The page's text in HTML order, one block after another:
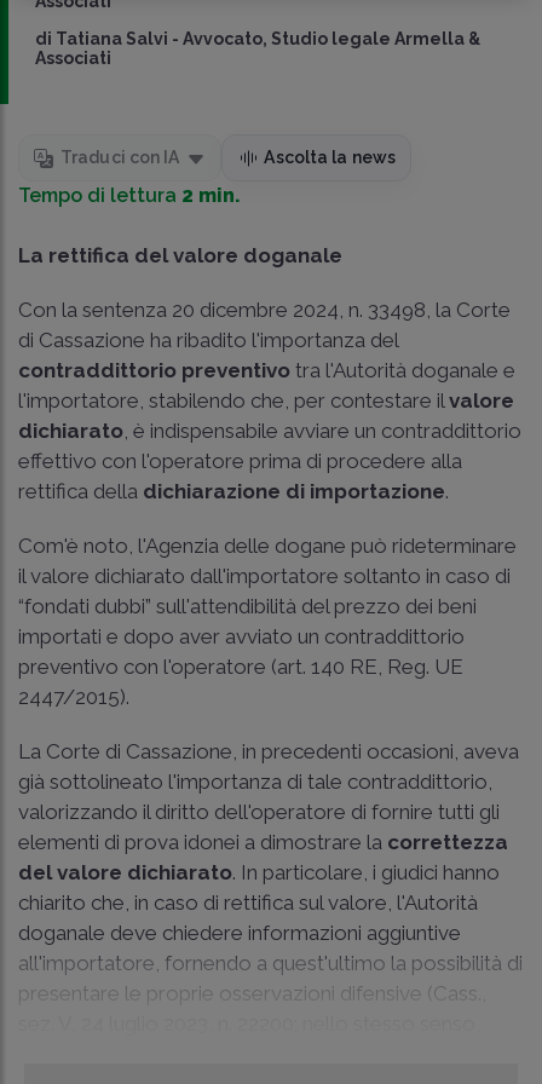
di Tatiana Salvi - Avvocato, Studio legale Armella &
Associati
Traduci con IA Ascolta la news
Tempo di lettura 2 min.
La rettifica del valore doganale
Con la sentenza 20 dicembre 2024, n. 33498, la Corte
di Cassazione ha ribadito l'importanza del
contraddittorio preventivo tra l'Autorità doganale e
l'importatore, stabilendo che, per contestare ilvalore
dichiarato, è indispensabile avviare un contraddittorio
effettivo con l'operatore prima di procedere alla
rettifica della dichiarazione di importazione.
Com'è noto, l'Agenzia delle dogane può rideterminare
il valore dichiarato dall'importatore soltanto in caso di
“fondati dubbi” sull'attendibilità del prezzo dei beni
importati e dopo aver avviato un contraddittorio
preventivo con l'operatore (art. 140 RE, Reg. UE
2447/2015).
La Corte di Cassazione, in precedenti occasioni, aveva
già sottolineato l'importanza di tale contraddittorio,
valorizzando il diritto dell'operatore di fornire tutti gli
elementi di prova idonei a dimostrare la correttezza
del valore dichiarato. In particolare, i giudici hanno
chiarito che, in caso di rettifica sul valore, l'Autorità
doganale deve chiedere informazioni aggiuntive
all'importatore, fornendo a quest'ultimo la possibilità di
presentare le proprie osservazioni difensive (Cass.,